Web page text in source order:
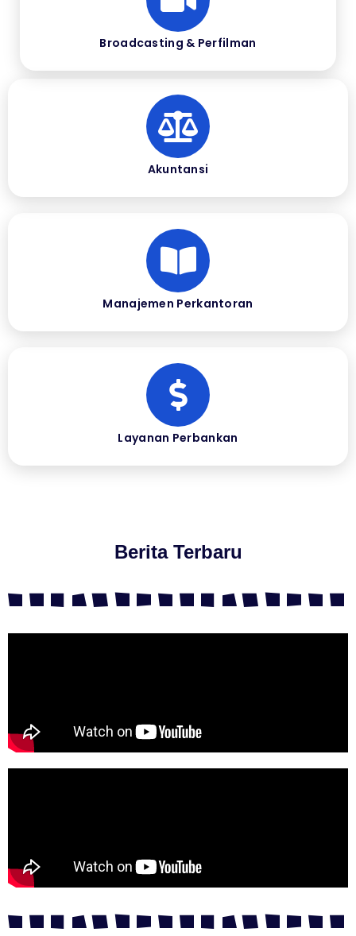
Broadcasting & Perfilman
Akuntansi
Manajemen Perkantoran
Layanan Perbankan
Berita Terbaru